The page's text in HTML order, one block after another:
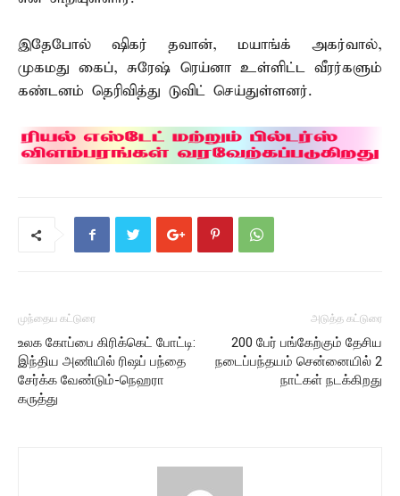
இதேபோல் ஷிகர் தவான், மயாங்க் அகர்வால்,
முகமது கைப், சுரேஷ் ரெய்னா உள்ளிட்ட வீரர்களும்
கண்டனம் தெரிவித்து டுவிட் செய்துள்ளனர்.
முந்தைய கட்டுரை
உலக கோப்பை கிரிக்கெட் போட்டி:
இந்திய அணியில் ரிஷப் பந்தை
சேர்க்க வேண்டும்-நெஹரா
கருத்து
அடுத்த கட்டுரை
200 பேர் பங்கேற்கும் தேசிய
நடைப்பந்தயம் சென்னையில் 2
நாட்கள் நடக்கிறது